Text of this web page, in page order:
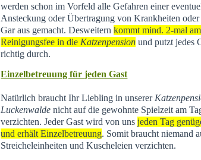
werden schon im Vorfeld alle Gefahren einer
Ansteckung oder Übertragung von Krankheiten
Gar aus gemacht. Desweiternkommt mind. 2-mal
Reinigungsfee in die Katzenpension und putzt jedes
richtig durch.
Einzelbetreuung für jeden Gast
Natürlich braucht Ihr Liebling in unserer
Luckenwalde nicht auf die gewohnte Spielzeit am
verzichten. Jeder Gast wird von unsjeden Tag
und erhält Einzelbetreuung. Somit braucht niemand
Streicheleinheiten und Kuscheleien verzichten.